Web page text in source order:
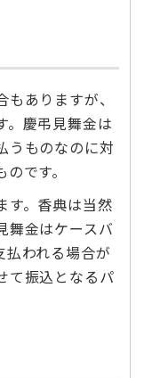
ありますが、
。慶弔見舞金は
うものなのに対
です。
す。香典は当然
舞金はケースバ
払われる場合が
て振込となるパ